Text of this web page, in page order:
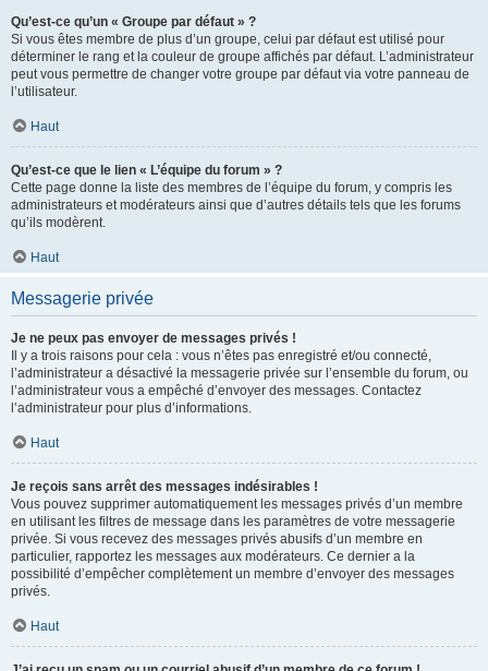
Qu’est-ce qu’un « Groupe par défaut » ?
Si vous êtes membre de plus d’un groupe, celui par défaut est utilisé pour
déterminer le rang et la couleur de groupe affichés par défaut. L’administrateur
peut vous permettre de changer votre groupe par défaut via votre panneau de
l’utilisateur.
Haut
Qu’est-ce que le lien « L’équipe du forum » ?
Cette page donne la liste des membres de l’équipe du forum, y compris les
administrateurs et modérateurs ainsi que d’autres détails tels que les forums
qu’ils modèrent.
Haut
Messagerie privée
Je ne peux pas envoyer de messages privés !
Il y a trois raisons pour cela : vous n’êtes pas enregistré et/ou connecté,
l’administrateur a désactivé la messagerie privée sur l’ensemble du forum, ou
l’administrateur vous a empêché d’envoyer des messages. Contactez
l’administrateur pour plus d’informations.
Haut
Je reçois sans arrêt des messages indésirables !
Vous pouvez supprimer automatiquement les messages privés d’un membre
en utilisant les filtres de message dans les paramètres de votre messagerie
privée. Si vous recevez des messages privés abusifs d’un membre en
particulier, rapportez les messages aux modérateurs. Ce dernier a la
possibilité d’empêcher complètement un membre d’envoyer des messages
privés.
Haut